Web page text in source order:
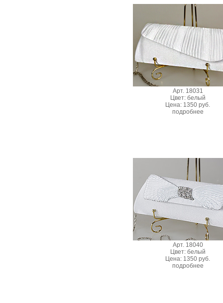
Арт. 18031
Цвет: белый
Цена: 1350 руб.
подробнее
Арт. 18040
Цвет: белый
Цена: 1350 руб.
подробнее